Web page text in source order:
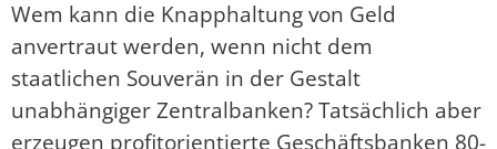
Wem kann die Knapphaltung von Geld
anvertraut werden, wenn nicht dem
staatlichen Souverän in der Gestalt
unabhängiger Zentralbanken? Tatsächlich aber
erzeugen profitorientierte Geschäftsbanken 80-